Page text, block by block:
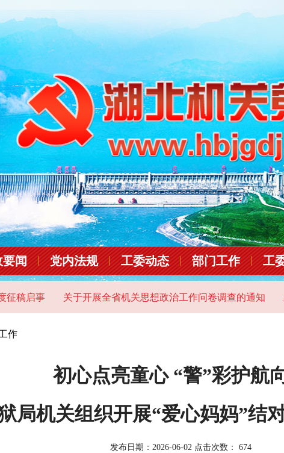
要闻 党内法规 工委动态 部门工作 工
事 关于开展全省机关思想政治工作问卷调查的通知 2025
作
初心点亮童心 “警”彩护航
机关组织开展“爱心妈妈”结
发布日期：2026-06-02 点击次数： 674